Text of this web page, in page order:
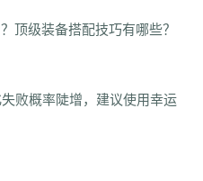
顶级装备搭配技巧有哪些？
败概率陡增，建议使用幸运